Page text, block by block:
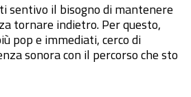
sentivo il bisogno di mantenere
tornare indietro. Per questo,
pop e immediati, cerco di
sonora con il percorso che sto